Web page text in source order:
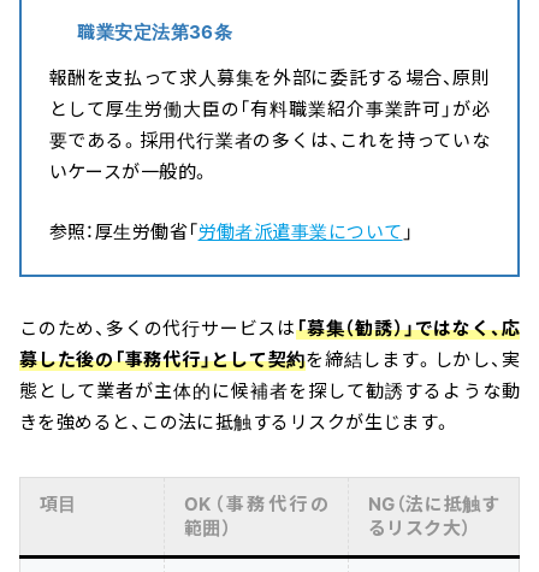
職業安定法第36条
報酬を支払って求人募集を外部に委託する場合、原則
として厚生労働大臣の「有料職業紹介事業許可」が必
要である。採用代行業者の多くは、これを持っていな
いケースが一般的。
参照：厚生労働省「労働者派遣事業について 」
このため、多くの代行サービスは「募集（勧誘）」ではなく、応
募した後の「事務代行」として契約を締結します。しかし、実
態として業者が主体的に候補者を探して勧誘するような動
きを強めると、この法に抵触するリスクが生じます。
項目
OK（事務代行の
範囲）
NG（法に抵触す
るリスク大）